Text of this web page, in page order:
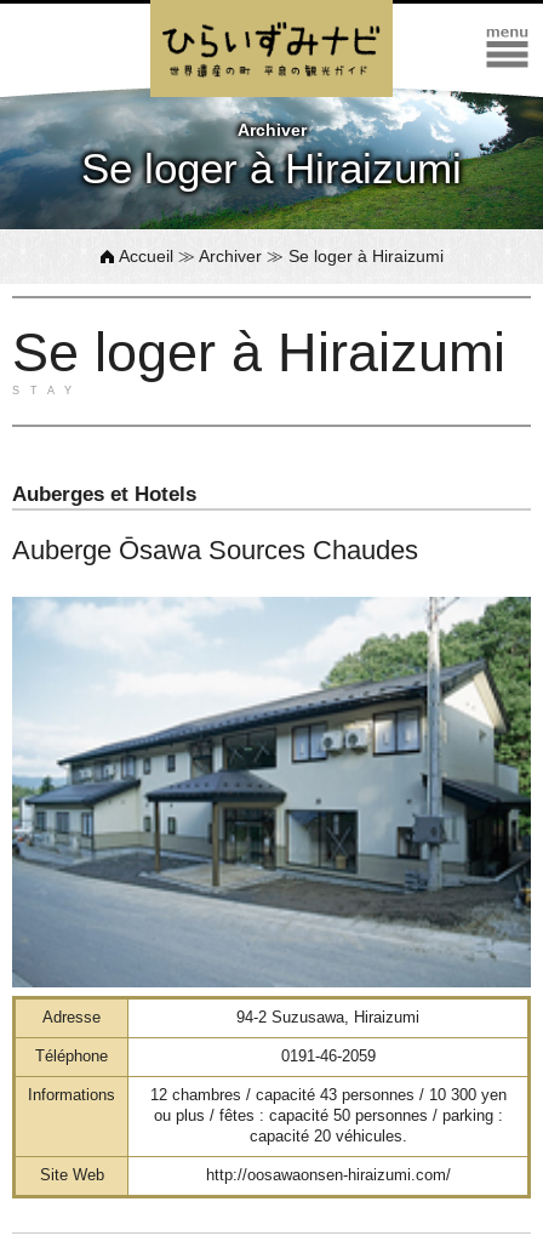
Archiver
Se loger à Hiraizumi
Accueil≫ Archiver≫ Se loger à Hiraizumi
Se loger à Hiraizumi
STAY
Auberges et Hotels
Auberge Ōsawa Sources Chaudes
Adresse 94-2 Suzusawa, Hiraizumi
Téléphone 0191-46-2059
Informations
12 chambres / capacité 43 personnes / 10 300 yen
ou plus / fêtes : capacité 50 personnes / parking :
capacité 20 véhicules.
Site Web http://oosawaonsen-hiraizumi.com/